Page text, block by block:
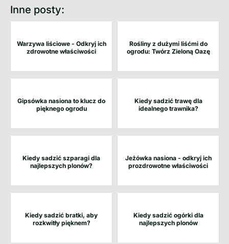
Inne posty:
Warzywa liściowe - Odkryj ich
zdrowotne właściwości
Rośliny z dużymi liśćmi do
ogrodu: Twórz Zieloną Oazę
Gipsówka nasiona to klucz do
pięknego ogrodu
Kiedy sadzić trawę dla
idealnego trawnika?
Kiedy sadzić szparagi dla
najlepszych plonów?
Jeżówka nasiona - odkryj ich
prozdrowotne właściwości
Kiedy sadzić bratki, aby
rozkwitły pięknem?
Kiedy sadzić ogórki dla
najlepszych plonów